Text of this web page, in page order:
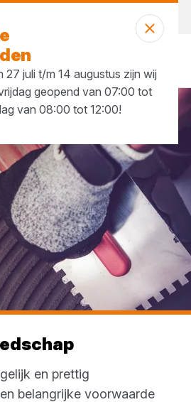
en prettig
belangrijke voorwaarde
27 juli t/m 14 augustus zijn wij
geopend van 07:00 tot
van 08:00 tot 12:00!